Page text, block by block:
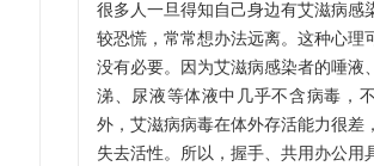
很多人一旦得知自己身边有艾滋病感
较恐慌，常常想办法远离。这种心理
没有必要。因为艾滋病感染者的唾液
涕、尿液等体液中几乎不含病毒，
外，艾滋病病毒在体外存活能力很差
失去活性。所以，握手、共用办公用